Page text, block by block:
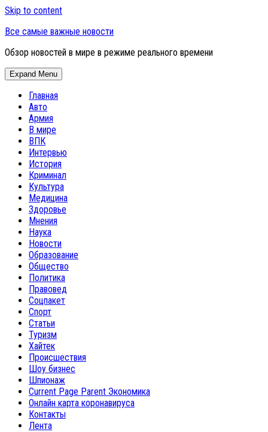
Skip to content
Все самые важные новости
Обзор новостей в мире в режиме реального времени
Expand Menu
Главная
Авто
Армия
В мире
ВПК
Интервью
История
Криминал
Культура
Медицина
Здоровье
Мнения
Наука
Новости
Образование
Общество
Политика
Правовед
Соцпакет
Спорт
Статьи
Туризм
Хайтек
Происшествия
Шоу бизнес
Шпионаж
Current Page Parent Экономика
Онлайн карта коронавируса
Контакты
Лента